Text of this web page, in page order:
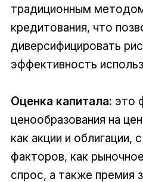
традиционным
кредитования, что
диверсифицировать
эффективность
Оценка капитала: это
ценообразования на
как акции и
факторов, как
спрос, а также премия